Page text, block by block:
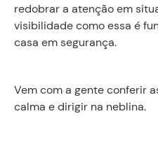
redobrar a atenção em
visibilidade como essa é
casa em segurança.
Vem com a gente conferir
calma e dirigir na neblina.